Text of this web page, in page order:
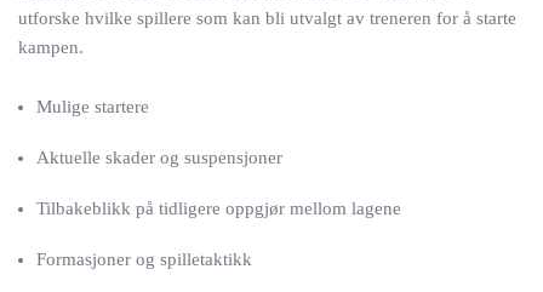
utforske hvilke spillere som kan bli utvalgt av treneren for å starte
kampen.
Mulige startere
Aktuelle skader og suspensjoner
Tilbakeblikk på tidligere oppgjør mellom lagene
Formasjoner og spilletaktikk